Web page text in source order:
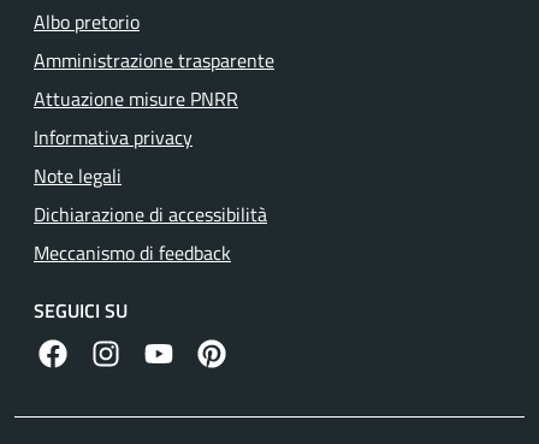
Albo pretorio
Amministrazione trasparente
Attuazione misure PNRR
Informativa privacy
Note legali
Dichiarazione di accessibilità
Meccanismo di feedback
SEGUICI SU
facebook instagramcanale youtube
pinterest